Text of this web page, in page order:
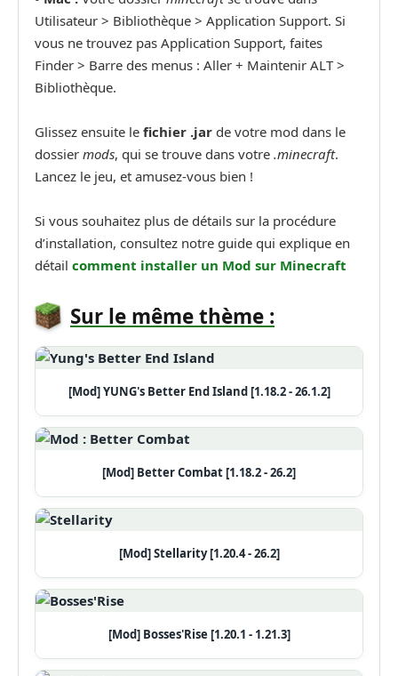
Utilisateur > Bibliothèque > Application Support. Si
vous ne trouvez pas Application Support, faites
Finder > Barre des menus : Aller + Maintenir ALT >
Bibliothèque.
Glissez ensuite le fichier .jar de votre mod dans le
dossier mods, qui se trouve dans votre .minecraft.
Lancez le jeu, et amusez-vous bien !
Si vous souhaitez plus de détails sur la procédure
d’installation, consultez notre guide qui explique en
détail comment installer un Mod sur Minecraft
Sur le même thème :
[Mod] YUNG's Better End Island [1.18.2 - 26.1.2]
[Mod] Better Combat [1.18.2 - 26.2]
[Mod] Stellarity [1.20.4 - 26.2]
[Mod] Bosses'Rise [1.20.1 - 1.21.3]